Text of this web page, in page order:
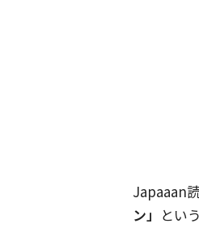
Japaaan
ン」 とい